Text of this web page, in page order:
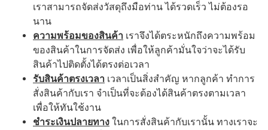
เราสามารถจัดส่งวัสดุถึงมือท่าน ได้รวดเร็ว ไม่ต้องรอ
นาน
ความพร้อมของสินค้า เราจึงได้ตระหนักถึงความพร้อม
ของสินค้าในการจัดส่ง เพื่อให้ลูกค้ามั่นใจว่าจะได้รับ
สินค้าไปติดตั้งได้ตรงต่อเวลา
รับสินค้าตรงเวลา เวลาเป็นสิ่งสำคัญ หากลูกค้า ทำการ
สั่งสินค้ากับเรา จำเป็นที่จะต้องได้สินค้าตรงตามเวลา
เพื่อให้ทันใช้งาน
ชำระเงินปลายทาง ในการสั่งสินค้ากับเรานั้น ทางเราจะ